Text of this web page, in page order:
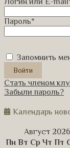
Пароль*
Запомнить
Стать членом
Забыли пароль?
Календарь
Август 2026
Пн Вт Ср Чт Пт